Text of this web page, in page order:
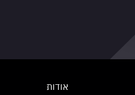
אודות